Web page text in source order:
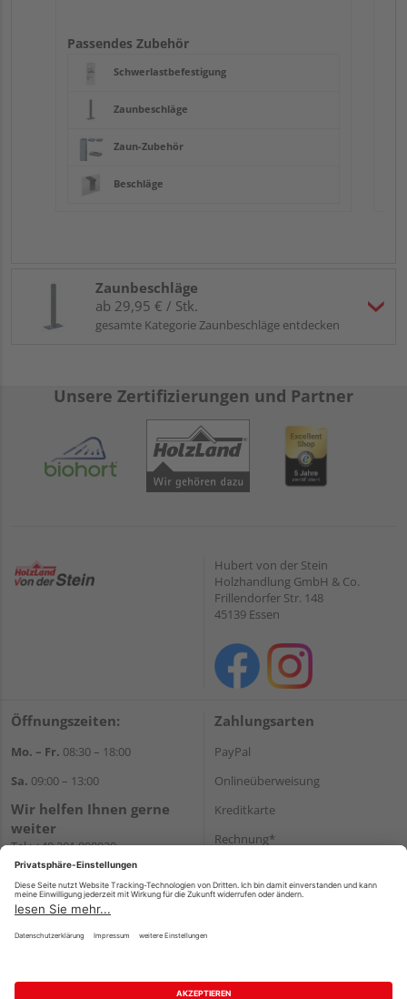
Passendes Zubehör
Schwerlastbefestigung
Zaunbeschläge
Zaun-Zubehör
Beschläge
Zaunbeschläge
ab 29,95 € / Stk.
gesamte Kategorie Zaunbeschläge entdecken
Unsere Zertifizierungen und Partner
Hubert von der Stein
Holzhandlung GmbH & Co.
Frillendorfer Str. 148
45139 Essen
Öffnungszeiten:
Mo. – Fr. 08:30 – 18:00
Sa. 09:00 – 13:00
Wir helfen Ihnen gerne
weiter
Tel.:+49 201 898020
E-Mail:shop@vonderstein.de
Zahlungsarten
PayPal
Onlineüberweisung
Kreditkarte
Rechnung*
Versand
Impressum AGB Widerruf Datenschutz